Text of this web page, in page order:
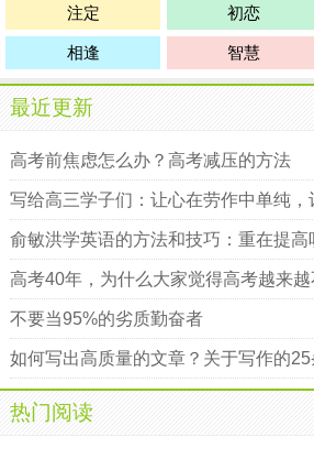
注定 初恋
相逢 智慧
最近更新
高考前焦虑怎么办？高考减压的方法
高考40年，为什么大家觉得高考越来越
不要当95%的劣质勤奋者
热门阅读